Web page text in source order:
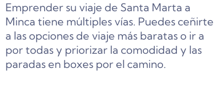
Emprender su viaje de Santa Marta a
Minca tiene múltiples vías. Puedes ceñirte
a las opciones de viaje más baratas o ir a
por todas y priorizar la comodidad y las
paradas en boxes por el camino.